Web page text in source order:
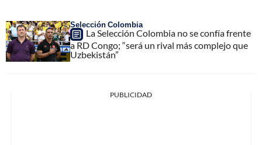
Selección Colombia
La Selección Colombia no se confía frente
a RD Congo; “será un rival más complejo que
Uzbekistán”
PUBLICIDAD